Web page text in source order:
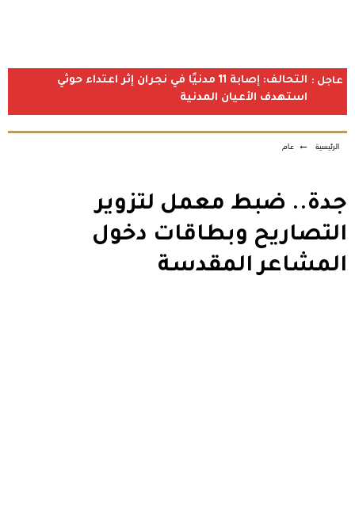
عاجل :
التحالف: إصابة 11 مدنيًا في نجران إثر اعتداء حوثي
استهدف الأعيان المدنية
الرئيسية ← عام
جدة.. ضبط معمل لتزوير
التصاريح وبطاقات دخول
المشاعر المقدسة